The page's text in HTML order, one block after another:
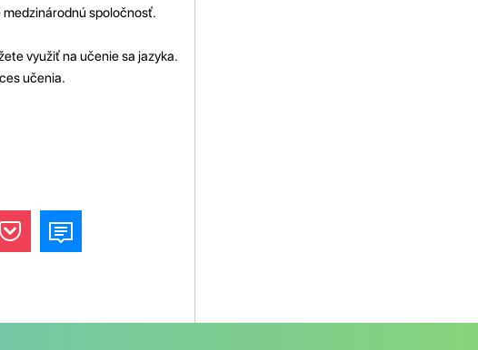
spoločnosť.
využiť na učenie sa jazyka.
učenia.